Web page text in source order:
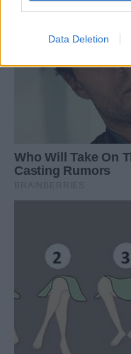
Data Deletion